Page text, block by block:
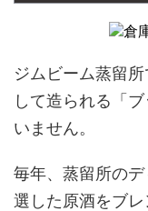
ジムビーム蒸留
して造られる「
いません。
毎年、蒸留所の
選した原酒をブ